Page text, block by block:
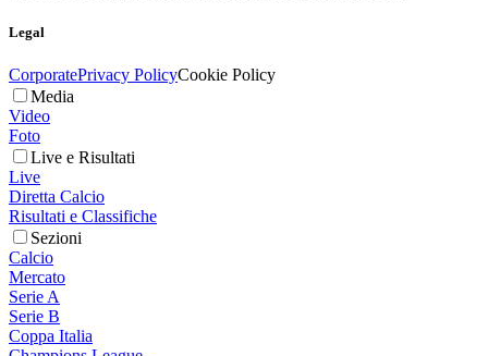
Legal
CorporatePrivacy PolicyCookie Policy
Media
Video
Foto
Live e Risultati
Live
Diretta Calcio
Risultati e Classifiche
Sezioni
Calcio
Mercato
Serie A
Serie B
Coppa Italia